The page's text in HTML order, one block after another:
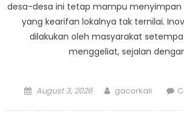
desa-desa ini tetap mampu menyimpan
yang kearifan lokalnya tak ternilai.
dilakukan oleh masyarakat
menggeliat, sejalan
Posted
August 3, 2026 Author
gacorkali